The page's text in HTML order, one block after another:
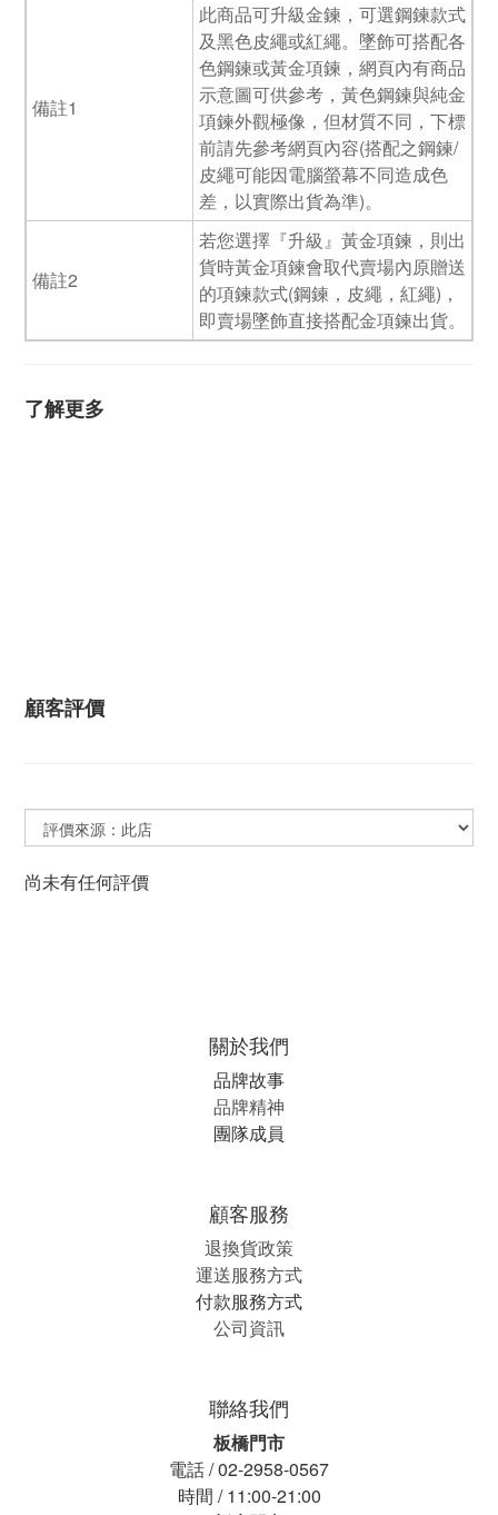
備註1
此商品可升級金鍊，可選鋼鍊款式
及黑色皮繩或紅繩。墜飾可搭配各
色鋼鍊或黃金項鍊，網頁內有商品
示意圖可供參考，黃色鋼鍊與純金
項鍊外觀極像，但材質不同，下標
前請先參考網頁內容(搭配之鋼鍊/
皮繩可能因電腦螢幕不同造成色
差，以實際出貨為準)。
備註2
若您選擇『升級』黃金項鍊，則出
貨時黃金項鍊會取代賣場內原贈送
的項鍊款式(鋼鍊，皮繩，紅繩)，
即賣場墜飾直接搭配金項鍊出貨。
了解更多
顧客評價
尚未有任何評價
關於我們
品牌故事
品牌精神
團隊成員
顧客服務
退換貨政策
運送服務方式
付款服務方式
公司資訊
聯絡我們
板橋門市
電話 / 02-2958-0567
時間 / 11:00-21:00